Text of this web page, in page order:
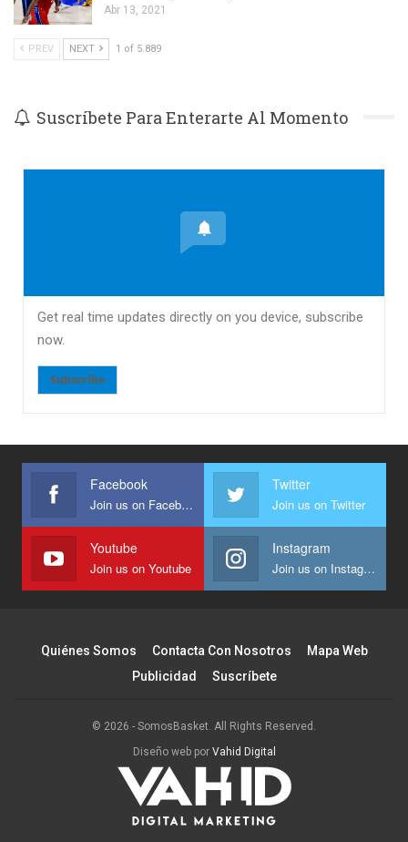
Abr 13, 2021
PREV NEXT 1 of 5.889
Suscríbete Para Enterarte Al Momento
Get real time updates directly on you device, subscribe
now.
Subscribe
Facebook
Join us on Facebook
Twitter
Join us on Twitter
Youtube
Join us on Youtube
Instagram
Join us on Instagram
Quiénes Somos Contacta Con Nosotros
Mapa Web
Publicidad
Suscríbete
© 2026 - SomosBasket. All Rights Reserved.
Diseño web por Vahid Digital